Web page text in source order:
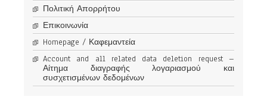
Πολιτική Απορρήτου
Επικοινωνία
Homepage / Καφεμαντεία
Account and all related data deletion request –
Αίτημα διαγραφής λογαριασμού και
συσχετισμένων δεδομένων